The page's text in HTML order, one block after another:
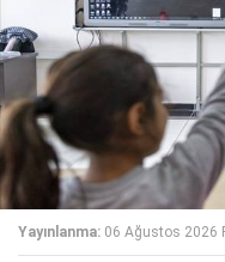
Yayınlanma: 06 Ağustos 2026